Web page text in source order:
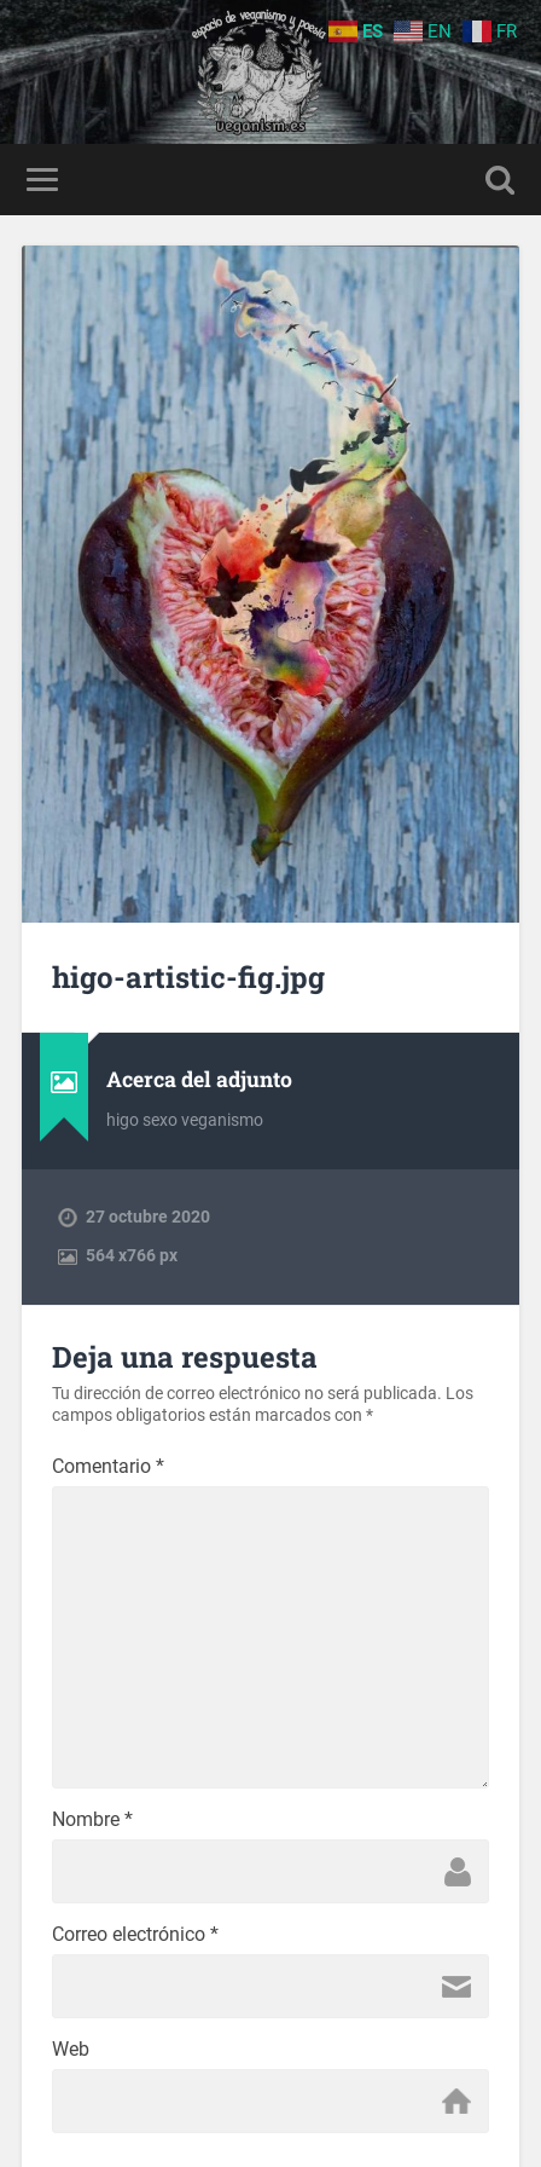
higo-artistic-fig.jpg
Acerca del adjunto
higo sexo veganismo
27 octubre 2020
564x766 px
Deja una respuesta
Tu dirección de correo electrónico no será publicada. Los
campos obligatorios están marcados con *
Comentario *
Nombre *
Correo electrónico *
Web
ES EN FR